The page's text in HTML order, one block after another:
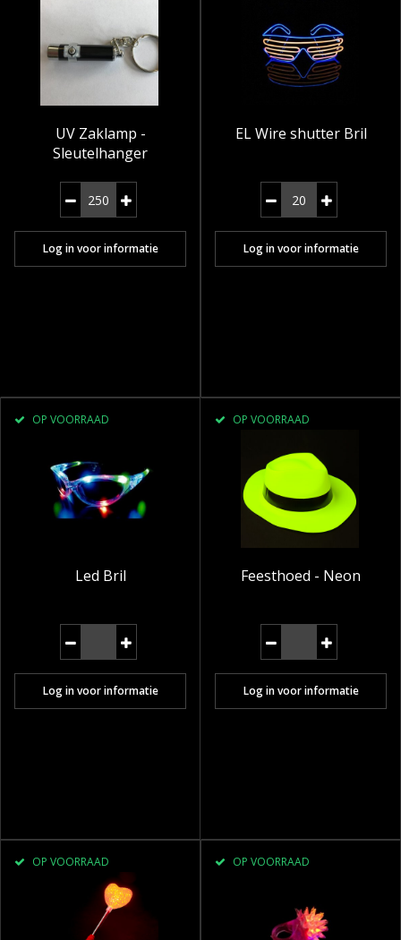
UV Zaklamp -
Sleutelhanger
Log in voor informatie
EL Wire shutter Bril
Log in voor informatie
OP VOORRAAD
Led Bril
Log in voor informatie
OP VOORRAAD
Feesthoed - Neon
Log in voor informatie
OP VOORRAAD OP VOORRAAD